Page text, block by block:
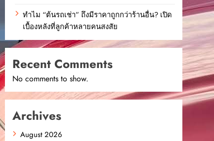
ทำไม “ต้นรถเช่า” ถึงมีราคาถูกกว่าร้านอื่น? เปิด
เบื้องหลังที่ลูกค้าหลายคนสงสัย
Recent Comments
No comments to show.
Archives
August 2026